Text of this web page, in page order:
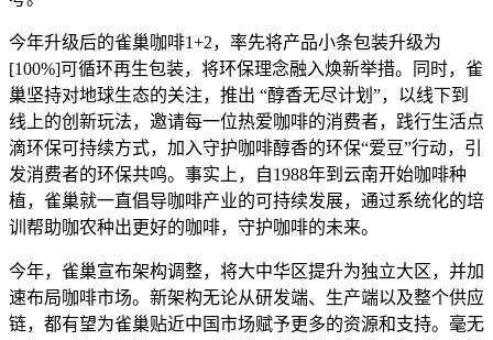
今年升级后的雀巢咖啡1+2，率先将产品小条包装升级为
[100%]可循环再生包装，将环保理念融入焕新举措。同时，雀
巢坚持对地球生态的关注，推出 “醇香无尽计划”，以线下到
线上的创新玩法，邀请每一位热爱咖啡的消费者，践行生活点
滴环保可持续方式，加入守护咖啡醇香的环保“爱豆”行动，引
发消费者的环保共鸣。事实上，自1988年到云南开始咖啡种
植，雀巢就一直倡导咖啡产业的可持续发展，通过系统化的培
训帮助咖农种出更好的咖啡，守护咖啡的未来。
今年，雀巢宣布架构调整，将大中华区提升为独立大区，并加
速布局咖啡市场。新架构无论从研发端、生产端以及整个供应
链，都有望为雀巢贴近中国市场赋予更多的资源和支持。毫无